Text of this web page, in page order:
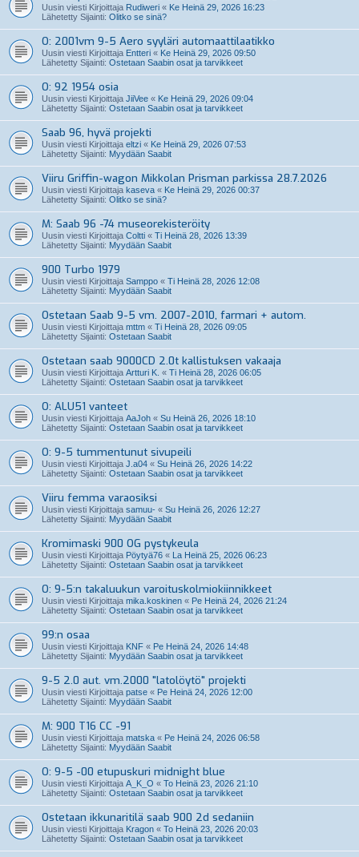
Uusin viesti Kirjoittaja Rudiweri « Ke Heinä 29, 2026 16:23
Lähetetty Sijainti: Olitko se sinä?
O: 2001vm 9-5 Aero syyläri automaattilaatikko
Uusin viesti Kirjoittaja Entteri « Ke Heinä 29, 2026 09:50
Lähetetty Sijainti: Ostetaan Saabin osat ja tarvikkeet
O: 92 1954 osia
Uusin viesti Kirjoittaja JiiVee « Ke Heinä 29, 2026 09:04
Lähetetty Sijainti: Ostetaan Saabin osat ja tarvikkeet
Saab 96, hyvä projekti
Uusin viesti Kirjoittaja eltzi « Ke Heinä 29, 2026 07:53
Lähetetty Sijainti: Myydään Saabit
Viiru Griffin-wagon Mikkolan Prisman parkissa 28.7.2026
Uusin viesti Kirjoittaja kaseva « Ke Heinä 29, 2026 00:37
Lähetetty Sijainti: Olitko se sinä?
M: Saab 96 -74 museorekisteröity
Uusin viesti Kirjoittaja Coltti « Ti Heinä 28, 2026 13:39
Lähetetty Sijainti: Myydään Saabit
900 Turbo 1979
Uusin viesti Kirjoittaja Samppo « Ti Heinä 28, 2026 12:08
Lähetetty Sijainti: Myydään Saabit
Ostetaan Saab 9-5 vm. 2007-2010, farmari + autom.
Uusin viesti Kirjoittaja mttm « Ti Heinä 28, 2026 09:05
Lähetetty Sijainti: Ostetaan Saabit
Ostetaan saab 9000CD 2.0t kallistuksen vakaaja
Uusin viesti Kirjoittaja Artturi K. « Ti Heinä 28, 2026 06:05
Lähetetty Sijainti: Ostetaan Saabin osat ja tarvikkeet
O: ALU51 vanteet
Uusin viesti Kirjoittaja AaJoh « Su Heinä 26, 2026 18:10
Lähetetty Sijainti: Ostetaan Saabin osat ja tarvikkeet
O: 9-5 tummentunut sivupeili
Uusin viesti Kirjoittaja J.a04 « Su Heinä 26, 2026 14:22
Lähetetty Sijainti: Ostetaan Saabin osat ja tarvikkeet
Viiru femma varaosiksi
Uusin viesti Kirjoittaja samuu- « Su Heinä 26, 2026 12:27
Lähetetty Sijainti: Myydään Saabit
Kromimaski 900 OG pystykeula
Uusin viesti Kirjoittaja Pöytyä76 « La Heinä 25, 2026 06:23
Lähetetty Sijainti: Ostetaan Saabin osat ja tarvikkeet
O: 9-5:n takaluukun varoituskolmiokiinnikkeet
Uusin viesti Kirjoittaja mika.koskinen « Pe Heinä 24, 2026 21:24
Lähetetty Sijainti: Ostetaan Saabin osat ja tarvikkeet
99:n osaa
Uusin viesti Kirjoittaja KNF « Pe Heinä 24, 2026 14:48
Lähetetty Sijainti: Myydään Saabin osat ja tarvikkeet
9-5 2.0 aut. vm.2000 "latolöytö" projekti
Uusin viesti Kirjoittaja patse « Pe Heinä 24, 2026 12:00
Lähetetty Sijainti: Myydään Saabit
M: 900 T16 CC -91
Uusin viesti Kirjoittaja matska « Pe Heinä 24, 2026 06:58
Lähetetty Sijainti: Myydään Saabit
O: 9-5 -00 etupuskuri midnight blue
Uusin viesti Kirjoittaja A_K_O « To Heinä 23, 2026 21:10
Lähetetty Sijainti: Ostetaan Saabin osat ja tarvikkeet
Ostetaan ikkunaritilä saab 900 2d sedaniin
Uusin viesti Kirjoittaja Kragon « To Heinä 23, 2026 20:03
Lähetetty Sijainti: Ostetaan Saabin osat ja tarvikkeet